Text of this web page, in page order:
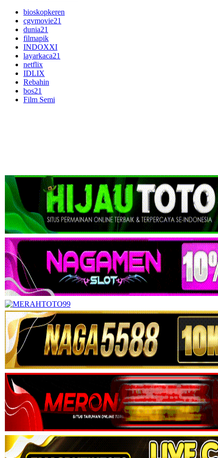
bioskopkeren
cgvmovie21
dunia21
filmapik
INDOXXI
layarkaca21
netflix
IDLIX
Rebahin
bos21
Film Semi